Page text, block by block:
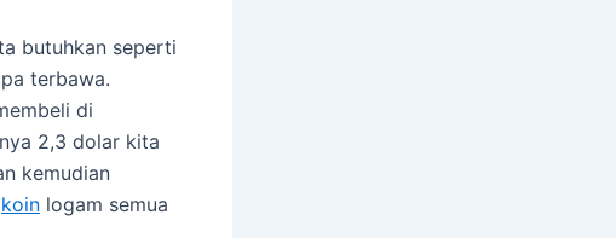
butuhkan seperti
terbawa.
di
2,3 dolar kita
kemudian
koin logam semua